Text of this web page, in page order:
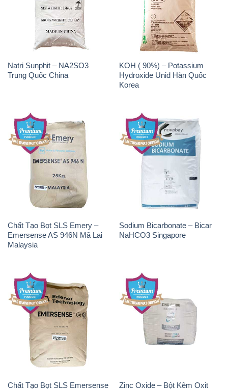
Natri Sunphit – NA2SO3
Trung Quốc China
KOH ( 90%) – Potassium
Hydroxide Unid Hàn Quốc
Korea
Chất Tạo Bọt SLS Emery –
Emersense AS 946N Mã Lai
Malaysia
Sodium Bicarbonate – Bicar
NaHCO3 Singapore
Chất Tạo Bọt SLS Emersense Zinc Oxide – Bột Kẽm Oxit